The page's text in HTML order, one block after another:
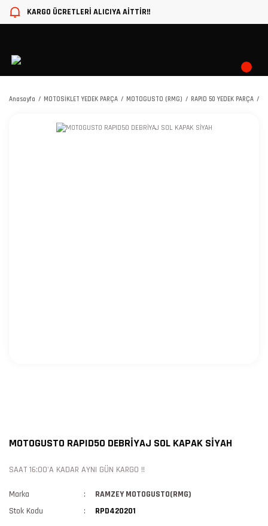
KARGO ÜCRETLERİ ALICIYA AİTTİR!!
Anasayfa MOTOSİKLET YEDEK PARÇA MOTOGUSTO (RMG) RAPID 50 YEDEK PARÇA
MOTOGUSTO RAPID50 DEBRİYAJ SOL KAPAK SİYAH
SAAT 16:00'A KADAR AYNI GÜN KARGO !!
Marka
RAMZEY MOTOGUSTO(RMG)
Stok Kodu
RPD420201